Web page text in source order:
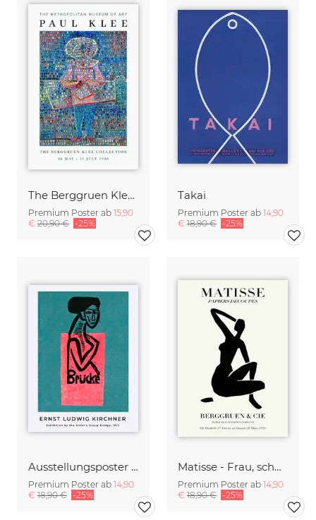
The Berggruen Klee Collection
Premium Poster ab 15,90
€ 20,90 € -25%
Takai
Premium Poster ab 14,90
€ 18,90 € -25%
Ausstellungsposter der Künstlergruppe Brücke von Ernst Ludwig Kirchner
Premium Poster ab 14,90
€ 18,90 € -25%
Matisse - Frau, schwarz-beige
Premium Poster ab 14,90
€ 18,90 € -25%